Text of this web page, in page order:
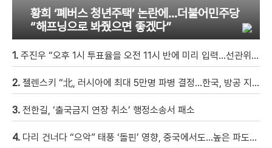
황희 ‘폐버스 청년주택’ 논란에…더불어민주당
“해프닝으로 봐줬으면 좋겠다”
1. 주진우 “오후 1시 투표율을 오전 11시 반에 미리 입력…선관위 ‘타임머신 조작‘” [현장영상]
2. 젤렌스키 “北, 러시아에 최대 5만명 파병 결정…한국, 방공 지원해달라”
3. 전한길, ‘출국금지 연장 취소’ 행정소송서 패소
4. 다리 건너다 “으악” 태풍 ‘돌핀’ 영향, 중국에서도…높은 파도에 휩쓸려 9세 아이 실종 [현장영상]